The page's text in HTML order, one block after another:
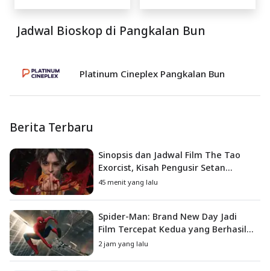
Jadwal Bioskop di Pangkalan Bun
Platinum Cineplex Pangkalan Bun
Berita Terbaru
Sinopsis dan Jadwal Film The Tao
Exorcist, Kisah Pengusir Setan
Melawan Kutukan Mematikan
45 menit yang lalu
Spider-Man: Brand New Day Jadi
Film Tercepat Kedua yang Berhasil
Tembus US$1 Miliar
2 jam yang lalu